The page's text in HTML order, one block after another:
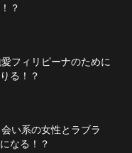
？
フィリピーナのために
る！？
い系の女性とラブラ
なる！？